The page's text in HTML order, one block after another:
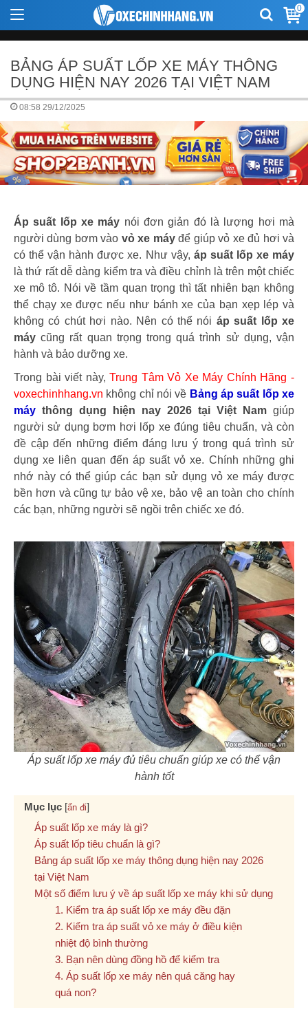
0
BẢNG ÁP SUẤT LỐP XE MÁY THÔNG
DỤNG HIỆN NAY 2026 TẠI VIỆT NAM
08:58 29/12/2025
Áp suất lốp xe máy nói đơn giản đó là lượng hơi mà
người dùng bơm vào vỏ xe máyđể giúp vỏ xe đủ hơi và
có thể vận hành được xe. Như vậy, áp suất lốp xe máy
là thứ rất dễ dàng kiểm tra và điều chỉnh là trên một chiếc
xe mô tô. Nói về tầm quan trọng thì tất nhiên bạn không
thể chạy xe được nếu như bánh xe của bạn xẹp lép và
không có chút hơi nào. Nên có thể nói áp suất lốp xe
máy cũng rất quan trọng trong quá trình sử dụng, vận
hành và bảo dưỡng xe.
Trong bài viết này,Trung Tâm Vỏ Xe Máy Chính Hãng -
voxechinhhang.vn không chỉ nói về Bảng áp suất lốp xe
máy thông dụng hiện nay 2026 tại Việt Nam giúp
người sử dụng bơm hơi lốp xe đúng tiêu chuẩn, và còn
đề cập đến những điểm đáng lưu ý trong quá trình sử
dụng xe liên quan đến áp suất vỏ xe. Chính những ghi
nhớ này có thể giúp các bạn sử dụng vỏ xe máy được
bền hơn và cũng tự bảo vệ xe, bảo vệ an toàn cho chính
các bạn, những người sẽ ngồi trên chiếc xe đó.
Áp suất lốp xe máy đủ tiêu chuẩn giúp xe có thể vận
hành tốt
Mục lục [ẩn đi]
Áp suất lốp xe máy là gì?
Áp suất lốp tiêu chuẩn là gì?
Bảng áp suất lốp xe máy thông dụng hiện nay 2026
tại Việt Nam
Một số điểm lưu ý về áp suất lốp xe máy khi sử dụng
1. Kiểm tra áp suất lốp xe máy đều đặn
2. Kiểm tra áp suất vỏ xe máy ở điều kiện
nhiệt độ bình thường
3. Bạn nên dùng đồng hồ để kiểm tra
4. Áp suất lốp xe máy nên quá căng hay
quá non?